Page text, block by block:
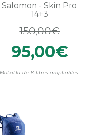
Motxil.la de 14 litres ampliables.
Salomon - Skin Pro
14+3
150,00€
95,00€